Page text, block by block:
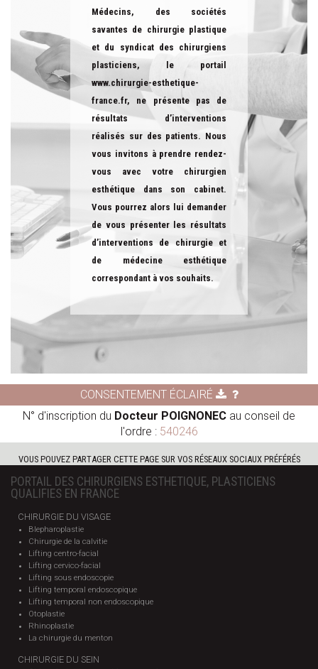
Médecins, des sociétés
savantes de chirurgie plastique
et du syndicat des chirurgiens
plasticiens, le portail
www.chirurgie-esthetique-
france.fr, ne présente pas de
résultats d’interventions
réalisés sur des patients. Nous
vous invitons à prendre rendez-
vous avec votre chirurgien
esthétique dans son cabinet.
Vous pourrez alors lui demander
de vous présenter les résultats
d’interventions de chirurgie et
de médecine esthétique
correspondant à vos souhaits.
CONSENTEMENT ÉCLAIRÉ
N° d'inscription du Docteur POIGNONEC au conseil de
l'ordre : 540246
VOUS POUVEZ PARTAGER CETTE PAGE SUR VOS RÉSEAUX SOCIAUX PRÉFÉRÉS
PORTAIL DES CHIRURGIENS ESTHETIQUE, PLASTICIENS
QUALIFIES EN FRANCE
CHIRURGIE DU VISAGE
Blepharoplastie
Chirurgie de la calvitie
Lifting centro-facial
Lifting cervico-facial
Lifting sous endoscopie
Lifting temporal endoscopique
Lifting temporal non endoscopique
Otoplastie
Rhinoplastie
La chirurgie du menton
CHIRURGIE DU SEIN